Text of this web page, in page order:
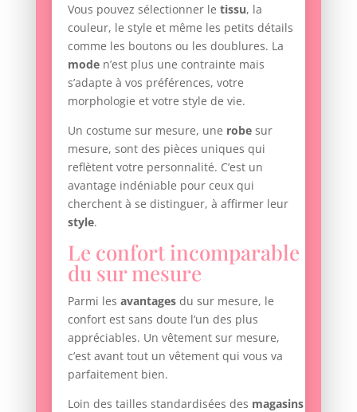
Vous pouvez sélectionner le tissu, la
couleur, le style et même les petits détails
comme les boutons ou les doublures. La
moden’est plus une contrainte mais
s’adapte à vos préférences, votre
morphologie et votre style de vie.
Un costume sur mesure, une robesur
mesure, sont des pièces uniques qui
reflètent votre personnalité. C’est un
avantage indéniable pour ceux qui
cherchent à se distinguer, à affirmer leur
style.
Le confort incomparable
du sur mesure
Parmi les avantagesdu sur mesure, le
confort est sans doute l’un des plus
appréciables. Un vêtement sur mesure,
c’est avant tout un vêtement qui vous va
parfaitement bien.
Loin des tailles standardisées des magasins